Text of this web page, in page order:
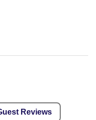
Reviews